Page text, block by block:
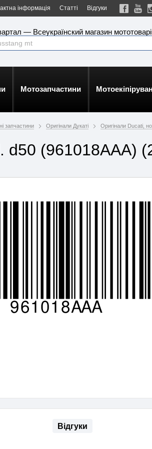
інформація Статті Відгуки
— Всеукраїнский магазин
Мотозапчастини
запчастини Оригінали Дукаті Оригінали Ducati,
d50 (961018AAA)
Відгуки